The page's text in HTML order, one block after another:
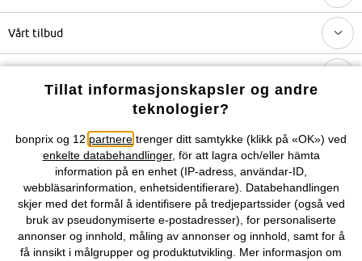
Vårt tilbud
Topkategorier / Sesongvarer
Du kan også finne oss på
Kjøpsvilkår Personopplysninger Cookie-innstillinger
Tillat informasjonskapsler og andre
teknologier?
bonprix og 12 partnere trenger ditt samtykke (klikk på «OK») ved
enkelte databehandlinger, för att lagra och/eller hämta
information på en enhet (IP-adress, användar-ID,
webbläsarinformation, enhetsidentifierare). Databehandlingen
skjer med det formål å identifisere på tredjepartssider (også ved
bruk av pseudonymiserte e-postadresser), for personaliserte
annonser og innhold, måling av annonser og innhold, samt for å
få innsikt i målgrupper og produktutvikling. Mer informasjon om